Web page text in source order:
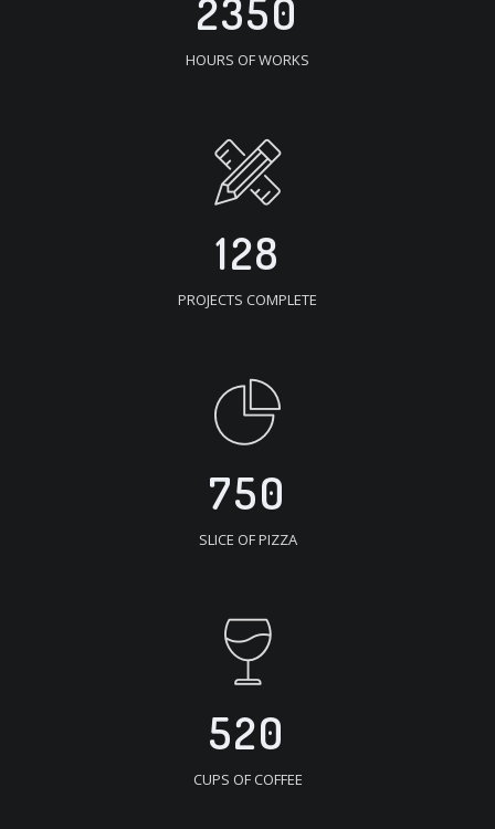
2350
HOURS OF WORKS
128
PROJECTS COMPLETE
750
SLICE OF PIZZA
520
CUPS OF COFFEE